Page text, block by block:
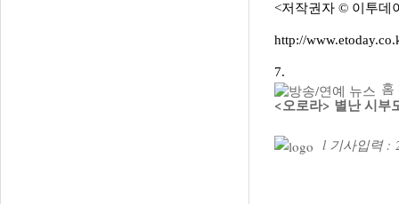
<저작권자 © 이투데
http://
7.
홈
<오로라> 별난 시부
l 기사입력 :